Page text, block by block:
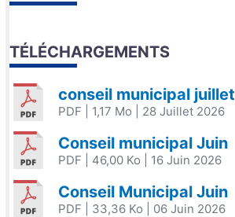
TÉLÉCHARGEMENTS
conseil municipal juillet
PDF | 1,17 Mo | 28 Juillet 2026
Conseil municipal Juin
PDF | 46,00 Ko | 16 Juin 2026
Conseil Municipal Juin
PDF | 33,36 Ko | 06 Juin 2026